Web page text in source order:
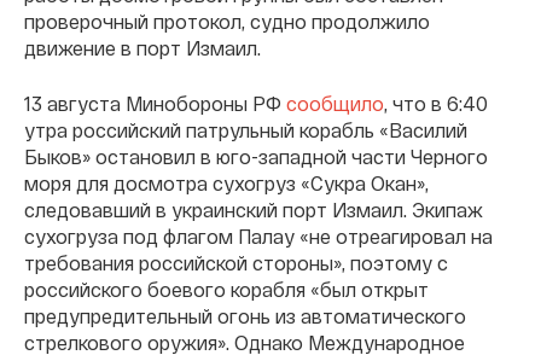
проверочный протокол, судно продолжило
движение в порт Измаил.
13 августа Минобороны РФ сообщило, что в 6:40
утра российский патрульный корабль «Василий
Быков» остановил в юго-западной части Черного
моря для досмотра сухогруз «Сукра Окан»,
следовавший в украинский порт Измаил. Экипаж
сухогруза под флагом Палау «не отреагировал на
требования российской стороны», поэтому с
российского боевого корабля «был открыт
предупредительный огонь из автоматического
стрелкового оружия». Однако Международное